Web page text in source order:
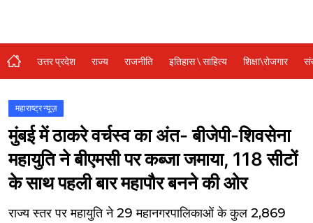
विशेष स्टोरी
अजब गजब
कृषि
नई दिल्ली
टेक्नोलॉजी / बिजनेस
उत्तर प्रदेश राज्य राजनीति इतिहास \ साहित्य शिक्षा\रोजगार
महाराष्ट्र न्यूज़
मुंबई में ठाकरे वर्चस्व का अंत- बीजेपी-शिवसेना
महायुति ने बीएमसी पर कब्जा जमाया, 118 सीटों
के साथ पहली बार महापौर बनने की ओर
राज्य स्तर पर महायुति ने 29 महानगरपालिकाओं के कुल 2,869